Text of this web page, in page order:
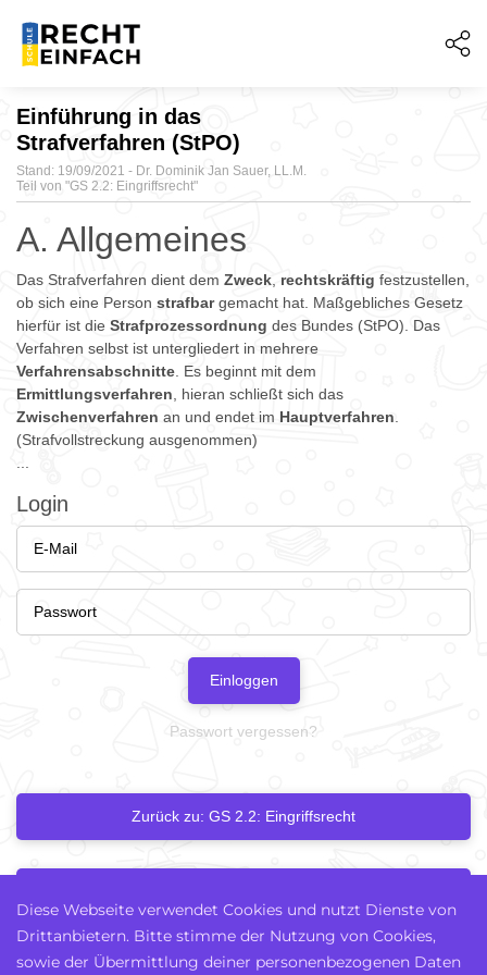
Einführung in das
Strafverfahren (StPO)
Stand: 19/09/2021 - Dr. Dominik Jan Sauer, LL.M.
Teil von "GS 2.2: Eingriffsrecht"
A. Allgemeines
Das Strafverfahren dient dem Zweck rechtskräftig festzustellen,
ob sich eine Person strafbargemacht hat. Maßgebliches Gesetz
hierfür ist die Strafprozessordnung des Bundes (StPO). Das
Verfahren selbst ist untergliedert in mehrere
Verfahrensabschnitte . Es beginnt mit dem
Ermittlungsverfahren , hieran schließt sich das
Zwischenverfahren an und endet im Hauptverfahren
(Strafvollstreckung ausgenommen)
Login
Einloggen
Passwort vergessen?
Zurück zu: GS 2.2: Eingriffsrecht
Diese Webseite verwendet Cookies und nutzt Dienste von
Drittanbietern. Bitte stimme der Nutzung von Cookies,
sowie der Übermittlung deiner personenbezogenen Daten